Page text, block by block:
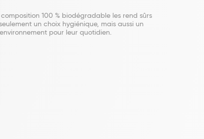
100 % biodégradable les rend sûrs
un choix hygiénique, mais aussi un
pour leur quotidien.